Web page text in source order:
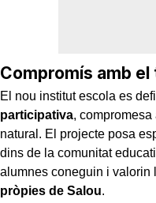
Compromís amb
El nou institut escola es
participativa,
natural. El projecte posa
dins de la comunitat
alumnes coneguin i valorin
pròpies de Salou.